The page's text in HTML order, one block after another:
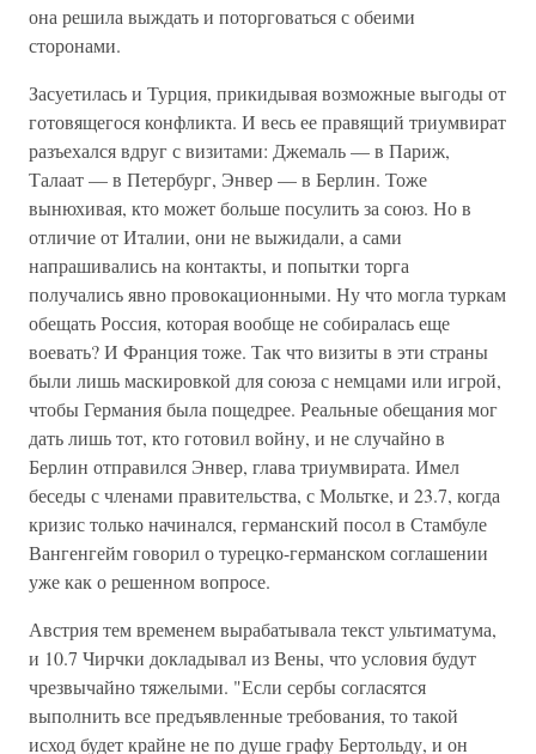
она решила выждать и поторговаться с обеими
сторонами.
Засуетилась и Турция, прикидывая возможные выгоды от
готовящегося конфликта. И весь ее правящий триумвират
разъехался вдруг с визитами: Джемаль — в Париж,
Талаат — в Петербург, Энвер — в Берлин. Тоже
вынюхивая, кто может больше посулить за союз. Но в
отличие от Италии, они не выжидали, а сами
напрашивались на контакты, и попытки торга
получались явно провокационными. Ну что могла туркам
обещать Россия, которая вообще не собиралась еще
воевать? И Франция тоже. Так что визиты в эти страны
были лишь маскировкой для союза с немцами или игрой,
чтобы Германия была пощедрее. Реальные обещания мог
дать лишь тот, кто готовил войну, и не случайно в
Берлин отправился Энвер, глава триумвирата. Имел
беседы с членами правительства, с Мольтке, и 23.7, когда
кризис только начинался, германский посол в Стамбуле
Вангенгейм говорил о турецко-германском соглашении
уже как о решенном вопросе.
Австрия тем временем вырабатывала текст ультиматума,
и 10.7 Чирчки докладывал из Вены, что условия будут
чрезвычайно тяжелыми. "Если сербы согласятся
выполнить все предъявленные требования, то такой
исход будет крайне не по душе графу Бертольду, и он